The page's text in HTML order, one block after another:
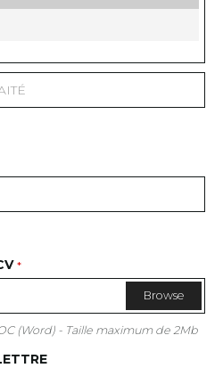
*
Browse
(Word) - Taille maximum de 2Mb